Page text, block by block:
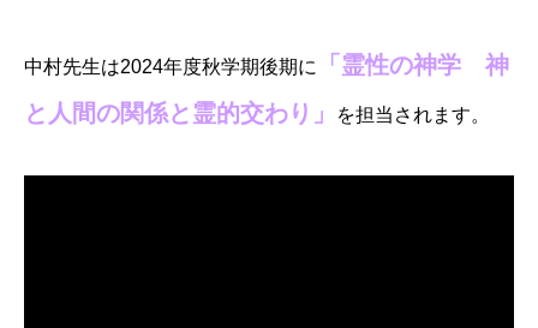
中村先生は2024年度秋学期後期に
「霊性の神学 神
と人間の関係と霊的交わり」
を担当されます。